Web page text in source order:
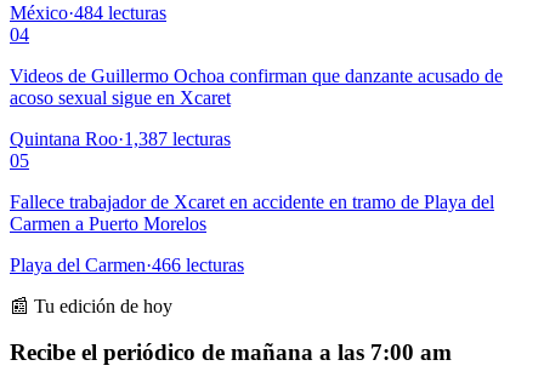
México·484 lecturas
04
Videos de Guillermo Ochoa confirman que danzante acusado de
acoso sexual sigue en Xcaret
Quintana Roo·1,387 lecturas
05
Fallece trabajador de Xcaret en accidente en tramo de Playa del
Carmen a Puerto Morelos
Playa del Carmen·466 lecturas
📰 Tu edición de hoy
Recibe el periódico de mañana a las 7:00 am